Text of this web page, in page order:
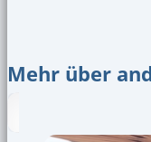
Mehr über